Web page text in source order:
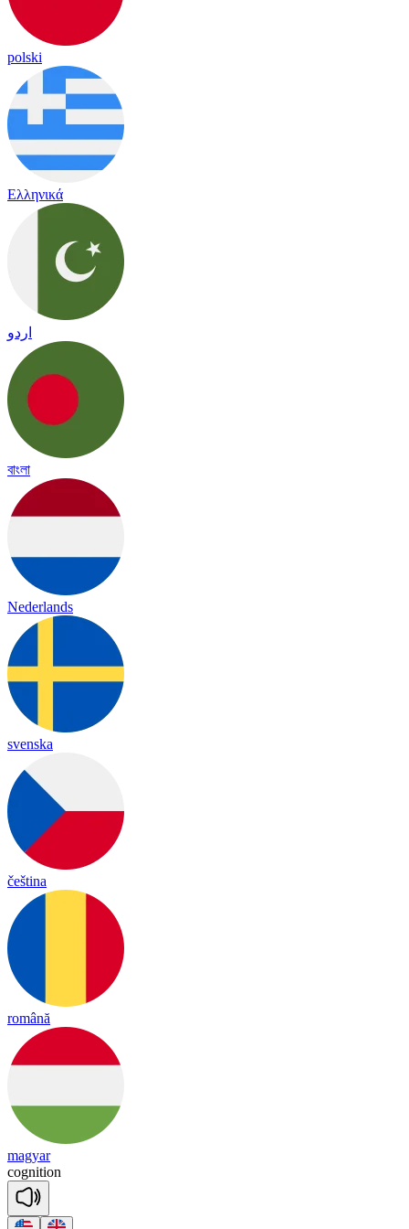
polski
Ελληνικά
اردو
বাংলা
Nederlands
svenska
čeština
română
magyar
cognition